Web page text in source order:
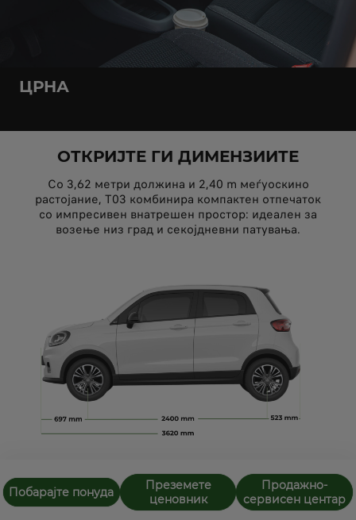
ЦРНА
ОТКРИЈТЕ ГИ ДИМЕНЗИИТЕ
Со 3,62 метри должина и 2,40 m меѓуоскино
растојание, T03 комбинира компактен отпечаток
со импресивен внатрешен простор: идеален за
возење низ град и секојдневни патувања.
100% Електричен
Побарајте понуда
Преземете
ценовник
Продажно-
сервисен центар